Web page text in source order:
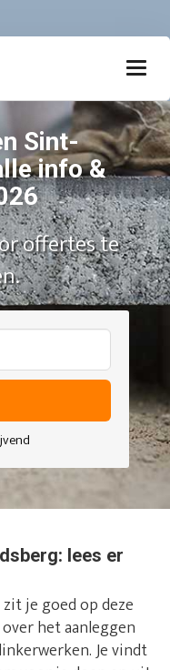
Sint-
info &
offertes te
lees er
je goed op deze
het aanleggen
Je vindt